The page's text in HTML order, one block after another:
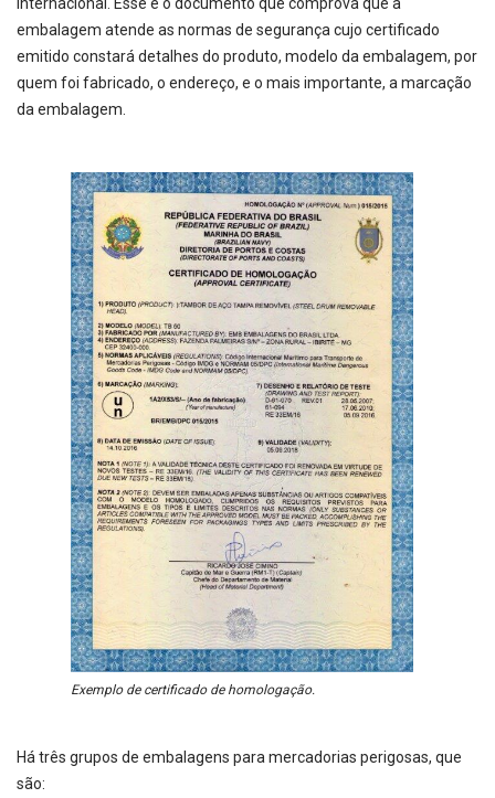
embalagem atende as normas de segurança cujo certificado
emitido constará detalhes do produto, modelo da embalagem, por
quem foi fabricado, o endereço, e o mais importante, a marcação
da embalagem.
Exemplo de certificado de homologação.
Há três grupos de embalagens para mercadorias perigosas, que
são: